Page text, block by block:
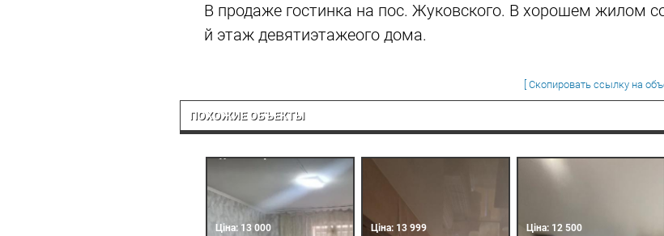
В продаже гостинка на пос. Жуковского. В хорошем жилом
й этаж девятиэтажеого дома.
[ Скопировать ссылку на
ПОХОЖИЕ ОБЪЕКТЫ
Ціна: 13 000
Ціна: 13 999
Ціна: 12 500